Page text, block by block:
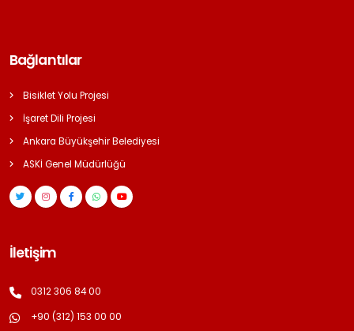
Bağlantılar
Bisiklet Yolu Projesi
İşaret Dili Projesi
Ankara Büyükşehir Belediyesi
ASKİ Genel Müdürlüğü
İletişim
0312 306 84 00
+90 (312) 153 00 00